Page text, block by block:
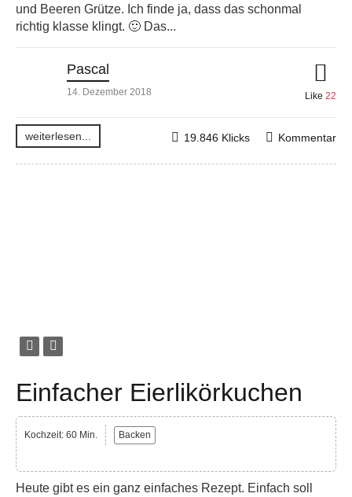
und Beeren Grütze. Ich finde ja, dass das schonmal
richtig klasse klingt. 🙂 Das...
Pascal
14. Dezember 2018 Like 22
weiterlesen... Kommentar
19.846 Klicks
Einfacher Eierlikörkuchen
Kochzeit: 60 Min. Backen
Heute gibt es ein ganz einfaches Rezept. Einfach soll